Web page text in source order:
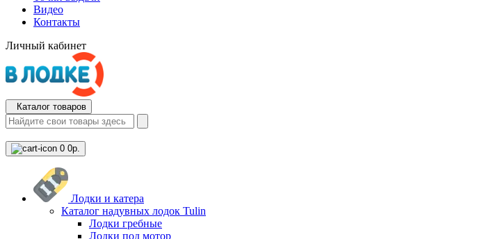
Видео
Контакты
Личный кабинет
Каталог товаров
0 0р.
Лодки и катера
Каталог надувных лодок Tulin
Лодки гребные
Лодки под мотор